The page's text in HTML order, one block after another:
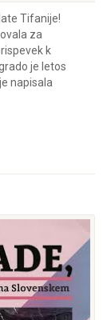
Tifanije!
za
k
je letos
napisala